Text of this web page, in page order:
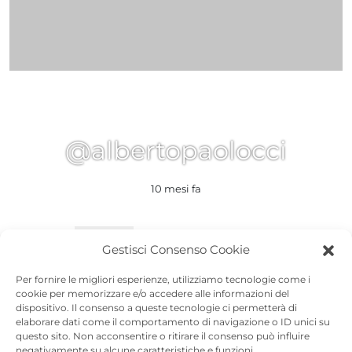
Gestisci Consenso Cookie
Per fornire le migliori esperienze, utilizziamo tecnologie come i
cookie per memorizzare e/o accedere alle informazioni del
dispositivo. Il consenso a queste tecnologie ci permetterà di
elaborare dati come il comportamento di navigazione o ID unici su
questo sito. Non acconsentire o ritirare il consenso può influire
@albertopaolocci
10 mesi fa
Profilo di Balberocci
Nome Balberocci